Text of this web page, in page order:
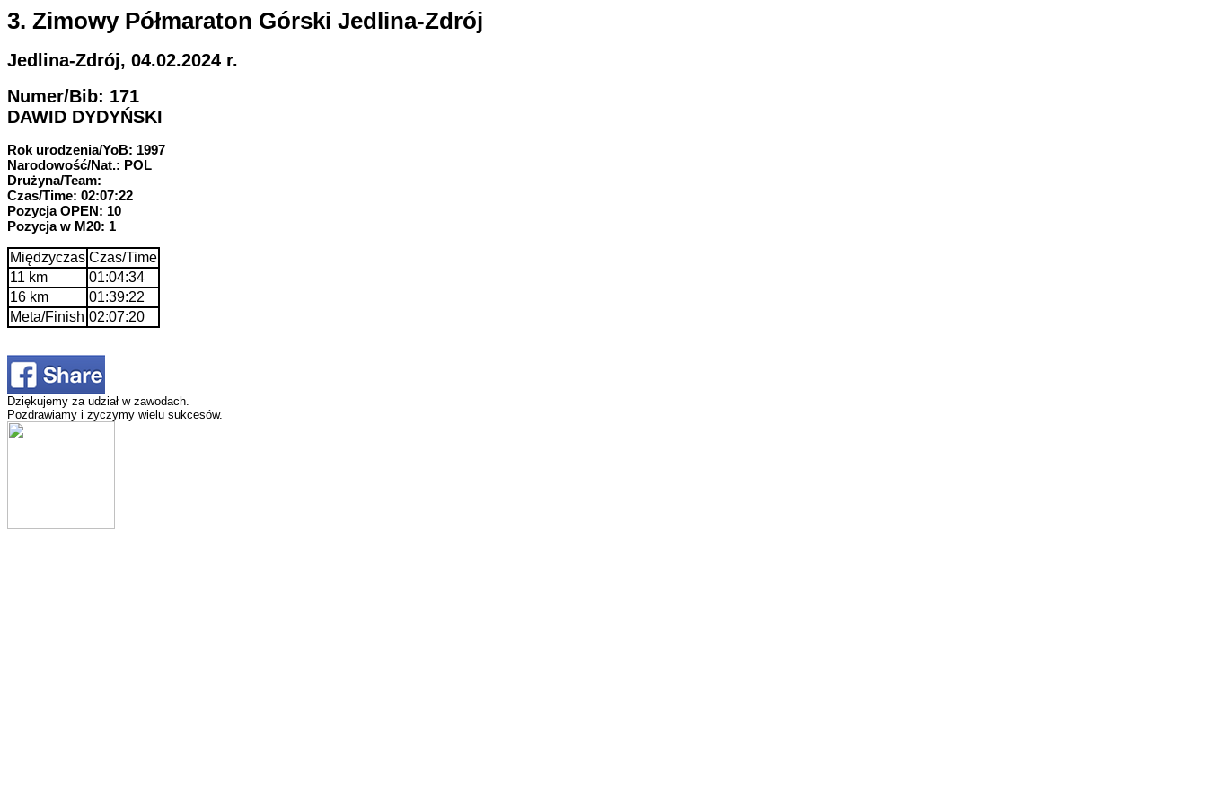
3. Zimowy Półmaraton Górski Jedlina-Zdrój
Jedlina-Zdrój, 04.02.2024 r.
Numer/Bib: 171
DAWID DYDYŃSKI
Rok urodzenia/YoB: 1997
Narodowość/Nat.: POL
Drużyna/Team:
Czas/Time: 02:07:22
Pozycja OPEN: 10
Pozycja w M20: 1
Międzyczas Czas/Time
11 km
01:04:34
16 km
01:39:22
Meta/Finish 02:07:20
Dziękujemy za udział w zawodach.
Pozdrawiamy i życzymy wielu sukcesów.